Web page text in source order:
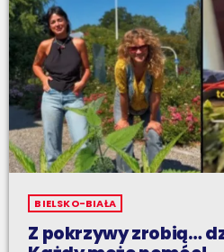
BIELSKO-BIAŁA
Z pokrzywy zrobią…